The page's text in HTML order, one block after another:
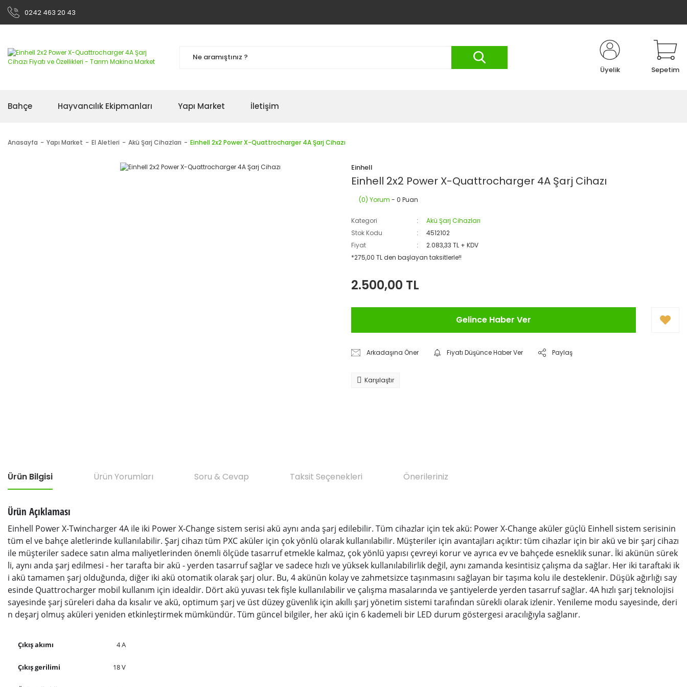
0242 463 20 43
Üyelik Sepetim
Bahçe Hayvancılık Ekipmanları Yapı Market İletişim
Anasayfa Yapı Market El Aletleri Akü Şarj Cihazları Einhell 2x2 Power X-Quattrocharger 4A Şarj Cihazı
Einhell
Einhell 2x2 Power X-Quattrocharger 4A Şarj Cihazı
(0) Yorum - 0 Puan
Kategori
Akü Şarj Cihazları
Stok Kodu
4512102
Fiyat
2.083,33 TL + KDV
*275,00 TL den başlayan taksitlerle!!
2.500,00 TL
Gelince Haber Ver
Arkadaşına Öner Fiyatı Düşünce Haber Ver Paylaş
Karşılaştır
Ürün Bilgisi Ürün Yorumları Soru & Cevap Taksit Seçenekleri Önerileriniz
Ürün Açıklaması
Einhell Power X-Twincharger 4A ile iki Power X-Change sistem serisi akü aynı anda şarj edilebilir. Tüm cihazlar için tek akü: Power X-Change aküler güçlü Einhell sistem serisinin
tüm el ve bahçe aletlerinde kullanılabilir. Şarj cihazı tüm PXC aküler için çok yönlü olarak kullanılabilir. Müşteriler için avantajları açıktır: tüm cihazlar için bir akü ve bir şarj cihazı
ile müşteriler sadece satın alma maliyetlerinden önemli ölçüde tasarruf etmekle kalmaz, çok yönlü yapısı çevreyi korur ve ayrıca ev ve bahçede esneklik sunar. İki akünün sürek
li, aynı anda şarj edilmesi - her tarafta bir akü - yerden tasarruf sağlar ve sadece hızlı ve yüksek kullanılabilirlik değil, aynı zamanda kesintisiz çalışma da sağlar. Her iki taraftaki ik
i akü tamamen şarj olduğunda, diğer iki akü otomatik olarak şarj olur. Bu, 4 akünün kolay ve zahmetsizce taşınmasını sağlayan bir taşıma kolu ile desteklenir. Düşük ağırlığı say
esinde Quattrocharger mobil kullanım için idealdir. Dört akü yuvası tek fişle kullanılabilir ve çalışma masalarında ve şantiyelerde yerden tasarruf sağlar. 4A hızlı şarj teknolojisi
sayesinde şarj süreleri daha da kısalır ve akü, optimum şarj ve üst düzey güvenlik için akıllı şarj yönetim sistemi tarafından sürekli olarak izlenir. Yenileme modu sayesinde, deri
n deşarj olmuş aküleri yeniden etkinleştirmek mümkündür. Tüm güncel bilgiler, her akü için 6 kademeli bir LED durum göstergesi aracılığıyla sağlanır.
Çıkış akımı 4 A
Çıkış gerilimi 18 V